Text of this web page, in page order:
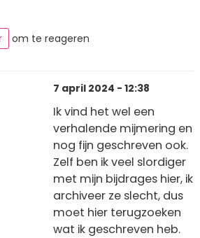
om te reageren
7 april 2024 - 12:38
Ik vind het wel een
verhalende mijmering en
nog fijn geschreven ook.
Zelf ben ik veel slordiger
met mijn bijdrages hier, ik
archiveer ze slecht, dus
moet hier terugzoeken
wat ik geschreven heb.